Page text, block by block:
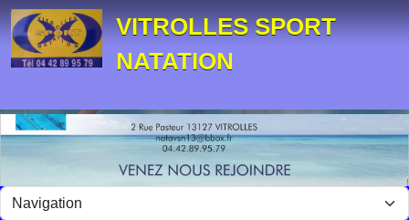
VITROLLES SPORT
NATATION
Panneau de gestion des cookies